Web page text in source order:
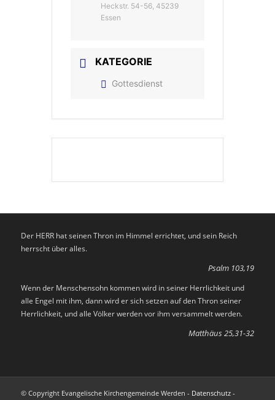
Heckstr. 54-56, 45239
Essen
KATEGORIE
Gottesdienst
Der HERR hat seinen Thron im Himmel errichtet, und sein Reich
herrscht über alles.
Psalm 103,19
Wenn der Menschensohn kommen wird in seiner Herrlichkeit und
alle Engel mit ihm, dann wird er sich setzen auf den Thron seiner
Herrlichkeit, und alle Völker werden vor ihm versammelt werden.
Matthäus 25,31-32
© Copyright Evangelische Kirchengemeinde Werden - Datenschutz-